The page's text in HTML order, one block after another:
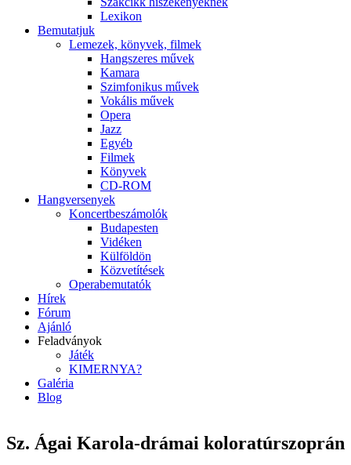
Lexikon
Bemutatjuk
Lemezek, könyvek, filmek
Hangszeres művek
Kamara
Szimfonikus művek
Vokális művek
Opera
Jazz
Egyéb
Filmek
Könyvek
CD-ROM
Hangversenyek
Koncertbeszámolók
Budapesten
Vidéken
Külföldön
Közvetítések
Operabemutatók
Hírek
Fórum
Ajánló
Feladványok
Játék
KIMERNYA?
Galéria
Blog
Sz. Ágai Karola-drámai koloratúrszoprán